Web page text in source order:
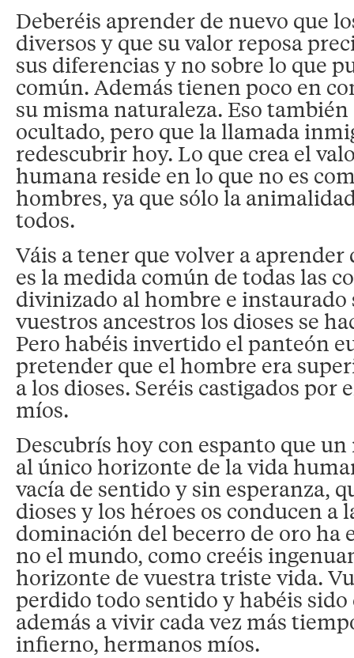
Deberéis aprender de nuevo que
diversos y que su valor reposa
sus diferencias y no sobre lo que
común. Además tienen poco en
su misma naturaleza. Eso también
ocultado, pero que la llamada
redescubrir hoy. Lo que crea el
humana reside en lo que no es
hombres, ya que sólo la
todos.
Váis a tener que volver a
es la medida común de todas las
divinizado al hombre e instaurado
vuestros ancestros los dioses se
Pero habéis invertido el panteón
pretender que el hombre era
a los dioses. Seréis castigados por
míos.
Descubrís hoy con espanto que
al único horizonte de la vida
vacía de sentido y sin esperanza,
dioses y los héroes os conducen a
dominación del becerro de oro ha
no el mundo, como creéis
horizonte de vuestra triste vida.
perdido todo sentido y habéis sido
además a vivir cada vez más
infierno, hermanos míos.